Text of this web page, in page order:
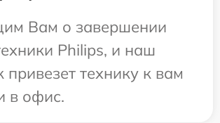
Вам о завершении
Philips, и наш
привезет технику к вам
в офис.